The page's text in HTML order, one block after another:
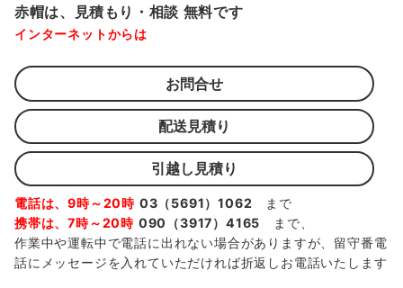
赤帽は、見積もり・相談 無料です
インターネットからは
お問合せ
配送見積り
引越し見積り
電話は、9時～20時 03（5691）1062 まで
携帯は、7時～20時 090（3917）4165 まで、
作業中や運転中で電話に出れない場合がありますが、留守番電
話にメッセージを入れていただければ折返しお電話いたします